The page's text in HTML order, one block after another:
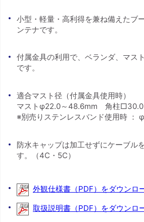
小型・軽量・高利得を兼ね備えたブ
ンテナです。
付属金具の利用で、ベランダ、マス
です。
適合マスト径（付属金具使用時）
マストφ22.0～48.6mm 角柱□30.0
※別売りステンレスバンド使用時 ：
防水キャップは加工せずにケーブル
す。（4C・5C）
外観仕様書（PDF）をダウンロ
取扱説明書（PDF）をダウンロ